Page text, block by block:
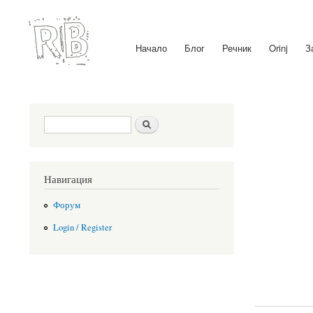
Main menu Начало Блог Речник Orinj
Search form
Навигация
Форум
Login / Register